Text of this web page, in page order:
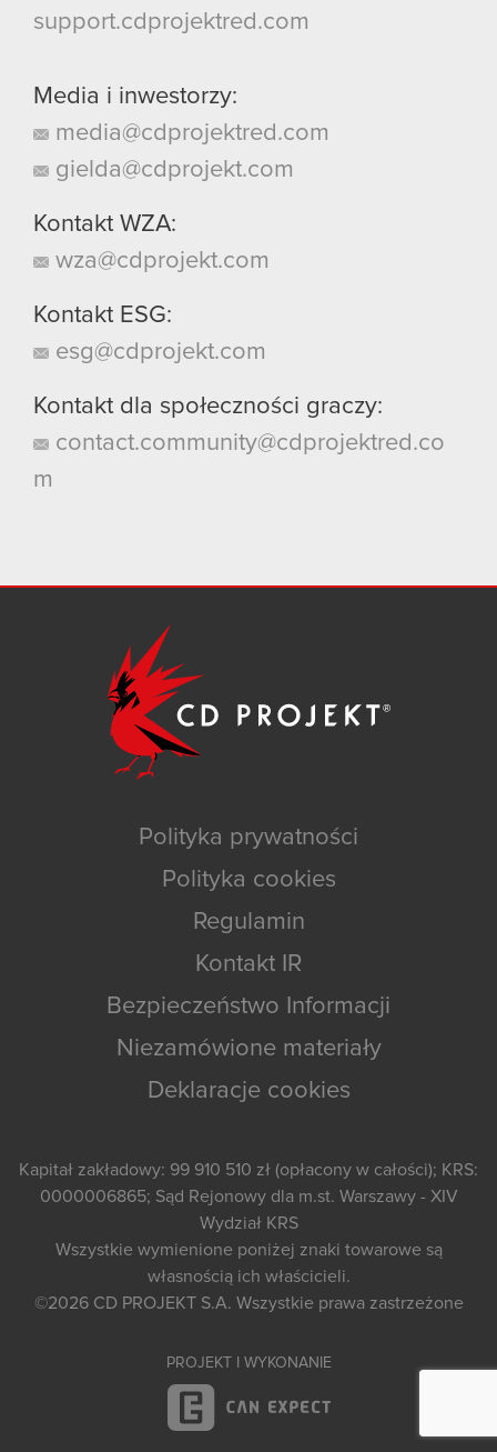
support.cdprojektred.com
Media i inwestorzy:
media@cdprojektred.com
gielda@cdprojekt.com
Kontakt WZA:
wza@cdprojekt.com
Kontakt ESG:
esg@cdprojekt.com
Kontakt dla społeczności graczy:
contact.community@cdprojektred.co
m
Polityka prywatności
Polityka cookies
Regulamin
Kontakt IR
Bezpieczeństwo Informacji
Niezamówione materiały
Deklaracje cookies
Kapitał zakładowy: 99 910 510 zł (opłacony w całości); KRS:
0000006865; Sąd Rejonowy dla m.st. Warszawy - XIV
Wydział KRS
Wszystkie wymienione poniżej znaki towarowe są
własnością ich właścicieli.
©2026 CD PROJEKT S.A. Wszystkie prawa zastrzeżone
PROJEKT I WYKONANIE